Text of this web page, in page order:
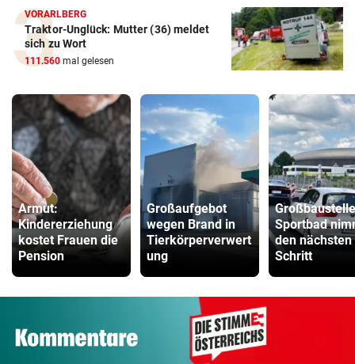
VORARLBERG
Traktor-Unglück: Mutter (36) meldet
sich zu Wort
111.560 mal gelesen
Armut:
Kindererziehung
kostet Frauen die
Pension
Großaufgebot
wegen Brand in
Tierkörperverwert
ung
Sportbad
den nächsten
Schritt